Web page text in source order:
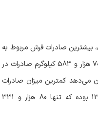
بیشترین صادرات فرش مربوط به
سال 1383 بوده که حدود 18 میلیون و 703 هزار و 583 کیلوگرم صادرات در
می‌دهد کمترین میزان صادرات
فرش و کف‌پوش‌های نسجی در سال 1397 بوده که تنها 80 هزار و 331